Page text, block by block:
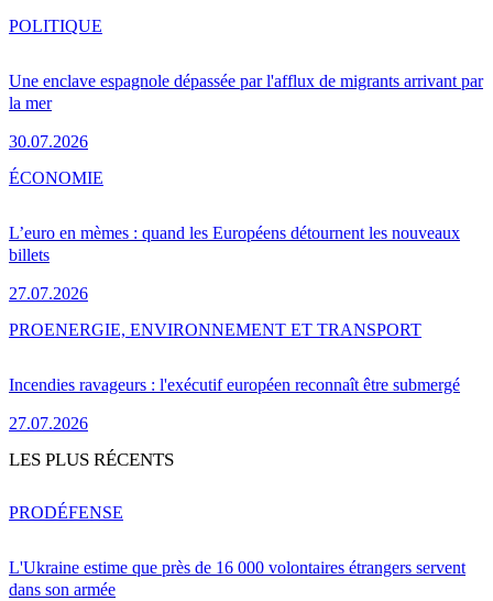
Une enclave espagnole dépassée par l'afflux de migrants arrivant par
la mer
30.07.2026
POLITIQUE
L’euro en mèmes : quand les Européens détournent les nouveaux
billets
27.07.2026
ÉCONOMIE
Incendies ravageurs : l'exécutif européen reconnaît être submergé
27.07.2026
PROENERGIE, ENVIRONNEMENT ET TRANSPORT
LES PLUS RÉCENTS
L'Ukraine estime que près de 16 000 volontaires étrangers servent
dans son armée
PRODÉFENSE